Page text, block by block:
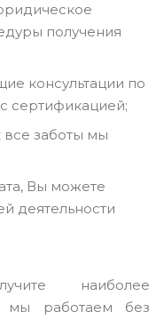
получения
консультации по
сертификацией;
заботы мы
Вы можете
деятельности
наиболее
мы работаем без